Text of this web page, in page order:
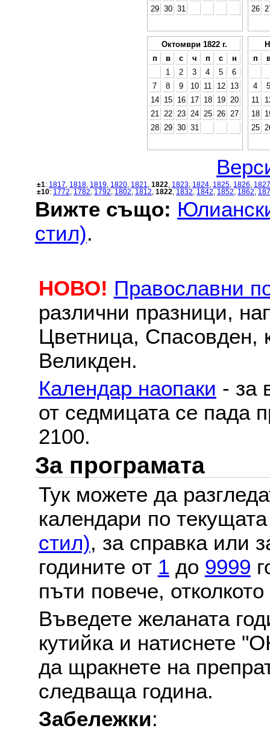
29 30 31
26
Октомври 1822 г.
п
в с ч п с
н
1
2 3 4 5
6
7
8 9 10 11 12
13
14
15 16 17 18 19
20
21
22 23 24 25 26
27
28
29 30 31
п
4
5
11
18
25
±1: 1817 1818 1819 1820 1821 1822 1823 1824 1825 1826
1827
±10: 1772 1782 1792 1802 1812 1822 1832 1842 1852 1862
Вижте също:
стил).
НОВО! Православни
различни празници,
Цветница, Спасовден,
Великден.
Календар наопаки - за
от седмицата се пада
2100.
За програмата
Тук можете да
календари по
стил), за справка или
годините от 1 до 9999
пъти повече,
Въведете желаната
кутийка и натиснете
да щракнете на
следваща година.
Забележки: